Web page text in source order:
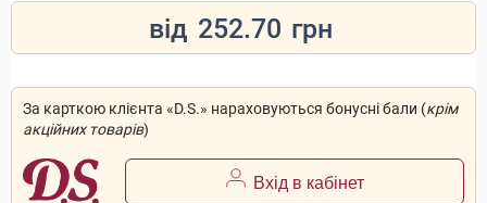
від 252.70 грн
За карткою клієнта «D.S.» нараховуються бонусні бали (крім
акційних товарів)
Вхід в кабінет